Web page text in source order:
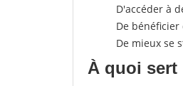
D'accéder à
De
De mieux se
À quoi sert